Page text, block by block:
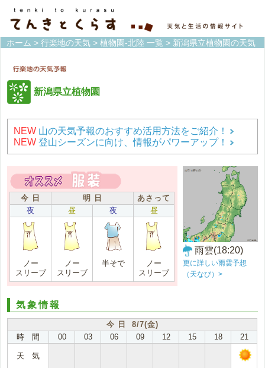
ホーム > 行楽地の天気 > 植物園-北陸 一覧 > 新潟県立植物園の天気
新潟県立植物園
NEW 山の天気予報のおすすめ活用方法をご紹介！
NEW 登山シーズンに向け、情報がパワーアップ！
今 日 明 日
あさって
夜
昼 夜 昼
ノー
スリーブ
ノー
スリーブ
半そで
ノー
スリーブ
雨雲(18:20)
更に詳しい雨雲予想
（天なび）>
気象情報
今 日 8/7(金)
時 間
00 03 06 09 12 15 18 21
天 気